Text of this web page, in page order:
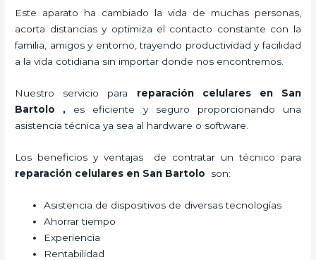
Este aparato ha cambiado la vida de muchas personas,
acorta distancias y optimiza el contacto constante con la
familia, amigos y entorno, trayendo productividad y facilidad
a la vida cotidiana sin importar donde nos encontremos.
Nuestro servicio para reparación celulares
en San
Bartolo
, es eficiente y seguro proporcionando una
asistencia técnica ya sea al hardware o software.
Los beneficios y ventajas de contratar un técnico para
reparación celulares en San Bartolo son:
Asistencia de dispositivos de diversas tecnologías
Ahorrar tiempo
Experiencia
Rentabilidad